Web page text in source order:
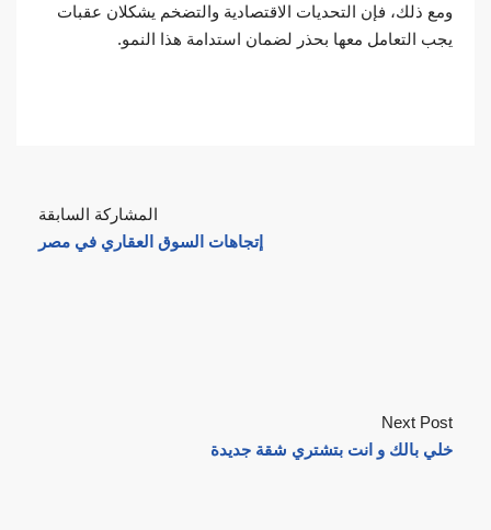
ومع ذلك، فإن التحديات الاقتصادية والتضخم يشكلان عقبات
يجب التعامل معها بحذر لضمان استدامة هذا النمو.
المشاركة السابقة
إتجاهات السوق العقاري في مصر
Next Post
خلي بالك و انت بتشتري شقة جديدة